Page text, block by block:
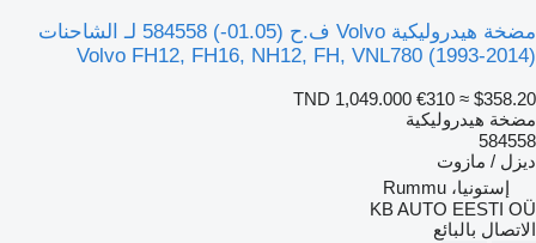
مضخة هيدروليكية Volvo ف.ح (01.05-) 584558 لـ الشاحنات
Volvo FH12, FH16, NH12, FH, VNL780 (1993-2014)
TND 1,049.000 €310 ≈ $358.20
مضخة هيدروليكية
584558
ديزل / مازوت
إستونيا، Rummu
KB AUTO EESTI OÜ
الاتصال بالبائع